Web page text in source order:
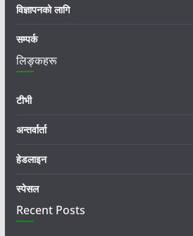
विज्ञापनको लागि
सम्पर्क
लिङ्कहरू
टीभी
अन्तर्वार्ता
हेडलाइन
स्पेसल
Recent Posts